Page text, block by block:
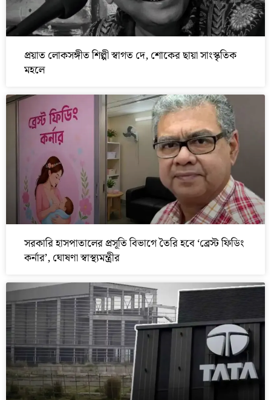
প্রয়াত লোকসঙ্গীত শিল্পী স্বাগত দে, শোকের ছায়া সাংস্কৃতিক
মহলে
সরকারি হাসপাতালের প্রসূতি বিভাগে তৈরি হবে ‘ব্রেস্ট ফিডিং
কর্নার’, ঘোষণা স্বাস্থ্যমন্ত্রীর